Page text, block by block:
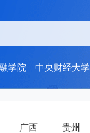
学院 中央财经大学
广西 贵州